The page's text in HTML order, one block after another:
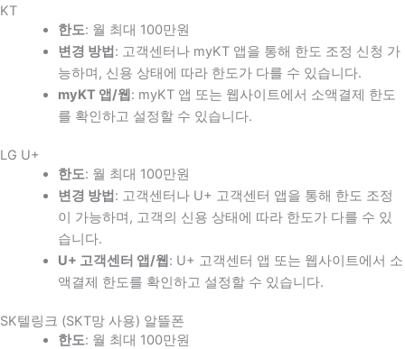
KT
한도: 월 최대 100만원
변경 방법 : 고객센터나 myKT 앱을 통해 한도 조정 신청 가
능하며, 신용 상태에 따라 한도가 다를 수 있습니다.
myKT 앱/웹 : myKT 앱 또는 웹사이트에서 소액결제 한도
를 확인하고 설정할 수 있습니다.
LG U+
한도: 월 최대 100만원
변경 방법 : 고객센터나 U+ 고객센터 앱을 통해 한도 조정
이 가능하며, 고객의 신용 상태에 따라 한도가 다를 수 있
습니다.
U+ 고객센터 앱/웹 : U+ 고객센터 앱 또는 웹사이트에서 소
액결제 한도를 확인하고 설정할 수 있습니다.
SK텔링크 (SKT망 사용) 알뜰폰
한도: 월 최대 100만원